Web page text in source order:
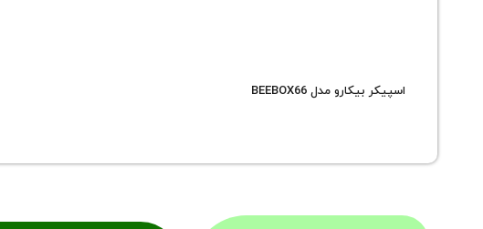
اسپیکر بیکارو مدل BEEBOX66